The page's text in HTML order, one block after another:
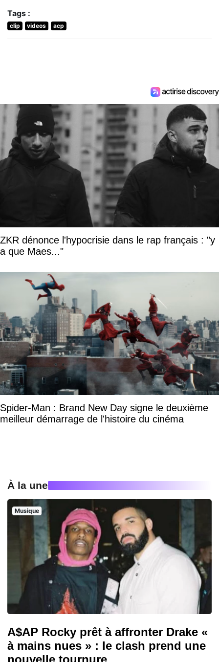
Tags :
clip videos acp
ZKR dénonce l'hypocrisie dans le rap français : "y
a que Maes..."
Spider-Man : Brand New Day signe le deuxième
meilleur démarrage de l'histoire du cinéma
À la une
Musique
A$AP Rocky prêt à affronter Drake «
à mains nues » : le clash prend une
nouvelle tournure